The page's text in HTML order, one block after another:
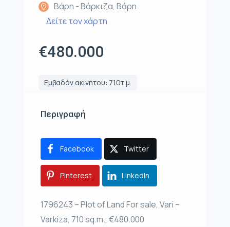
Βάρη - Βάρκιζα, Βάρη
Δείτε τον χάρτη
€480.000
Εμβαδόν ακινήτου: 710τ.μ.
Περιγραφή
Facebook Twitter
Pinterest LinkedIn
1796243 – Plot of Land For sale, Vari –
Varkiza, 710 sq.m., €480.000